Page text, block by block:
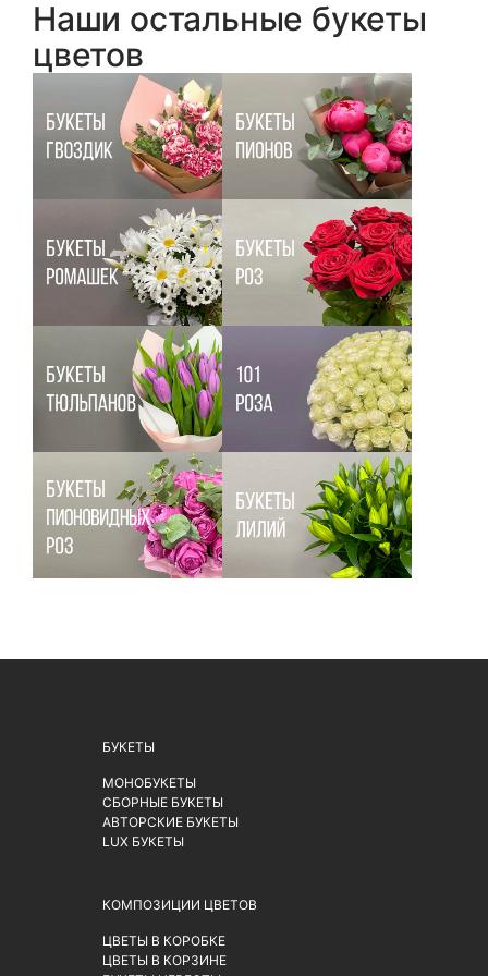
Наши остальные букеты
цветов
БУКЕТЫ
МОНОБУКЕТЫ
СБОРНЫЕ БУКЕТЫ
АВТОРСКИЕ БУКЕТЫ
LUX БУКЕТЫ
КОМПОЗИЦИИ ЦВЕТОВ
ЦВЕТЫ В КОРОБКЕ
ЦВЕТЫ В КОРЗИНЕ